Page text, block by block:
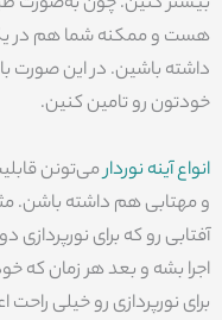
هست و ممکنه شما هم در یک
داشته باشین. در این صورت با
خودتون رو تامین کنین.
انواع آینه نوردارمی‌تونن
و مهتابی هم داشته باشن.
آفتابی رو که برای
اجرا بشه و بعد هر زمان که
برای نورپردازی رو خیلی راحت